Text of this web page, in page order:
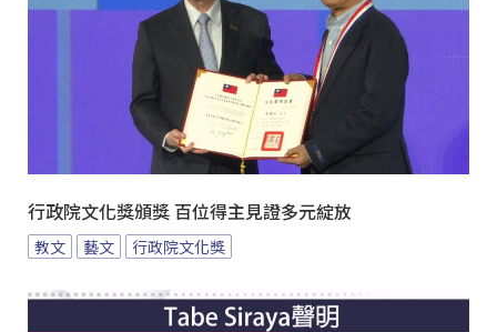
行政院文化獎頒獎 百位得主見證多元綻放
教文 藝文 行政院文化獎